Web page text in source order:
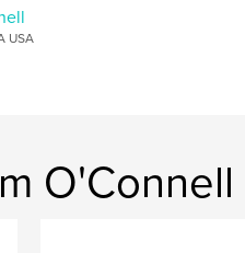
USA
O'Connell